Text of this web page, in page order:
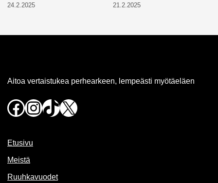
24.2.2025 21.2.2025
Aitoa vertaistukea perhearkeen, lempeästi myötäeläen
Facebook
Instagram
TikTok
X
Etusivu
Meistä
Ruuhkavuodet